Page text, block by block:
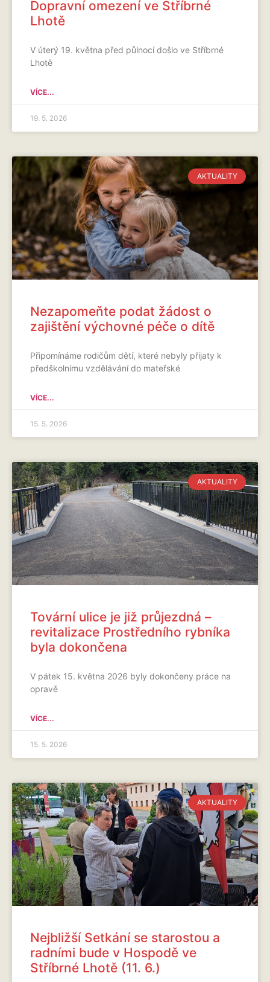
Dopravní omezení ve Stříbrné
Lhotě
V úterý 19. května před půlnocí došlo ve Stříbrné
Lhotě
VÍCE...
19. 5. 2026
AKTUALITY
Nezapomeňte podat žádost o
zajištění výchovné péče o dítě
Připomínáme rodičům dětí, které nebyly přijaty k
předškolnímu vzdělávání do mateřské
VÍCE...
15. 5. 2026
AKTUALITY
Tovární ulice je již průjezdná –
revitalizace Prostředního rybníka
byla dokončena
V pátek 15. května 2026 byly dokončeny práce na
opravě
VÍCE...
15. 5. 2026
AKTUALITY
Nejbližší Setkání se starostou a
radními bude v Hospodě ve
Stříbrné Lhotě (11. 6.)